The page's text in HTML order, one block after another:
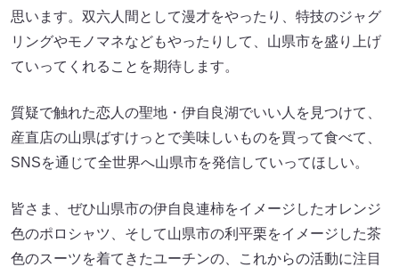
思います。双六人間として漫才をやったり、特技のジャグ
リングやモノマネなどもやったりして、山県市を盛り上げ
ていってくれることを期待します。
質疑で触れた恋人の聖地・伊自良湖でいい人を見つけて、
産直店の山県ばすけっとで美味しいものを買って食べて、
SNSを通じて全世界へ山県市を発信していってほしい。
皆さま、ぜひ山県市の伊自良連柿をイメージしたオレンジ
色のポロシャツ、そして山県市の利平栗をイメージした茶
色のスーツを着てきたユーチンの、これからの活動に注目